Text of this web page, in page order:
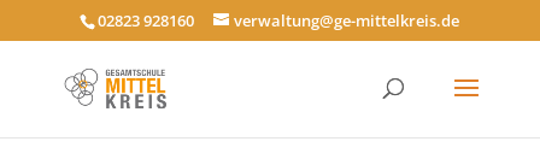
02823 928160 verwaltung@ge-mittelkreis.de